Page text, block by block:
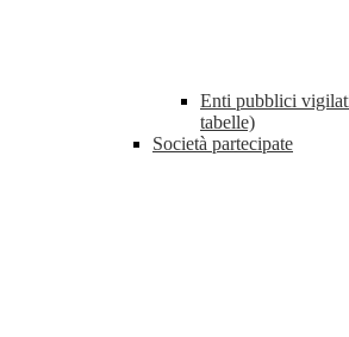
Enti pubblici
tabelle)
Società partecipate